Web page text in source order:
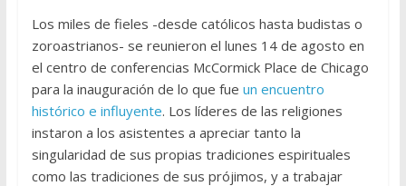
Los miles de fieles -desde católicos hasta budistas o
zoroastrianos- se reunieron el lunes 14 de agosto en
el centro de conferencias McCormick Place de Chicago
para la inauguración de lo que fue un encuentro
histórico e influyente. Los líderes de las religiones
instaron a los asistentes a apreciar tanto la
singularidad de sus propias tradiciones espirituales
como las tradiciones de sus prójimos, y a trabajar